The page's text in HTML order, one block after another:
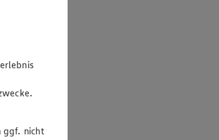
ggf. nicht